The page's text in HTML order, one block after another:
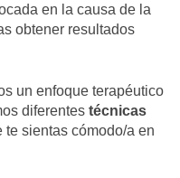
en la causa de la
obtener resultados
un enfoque terapéutico
diferentes técnicas
te sientas cómodo/a en